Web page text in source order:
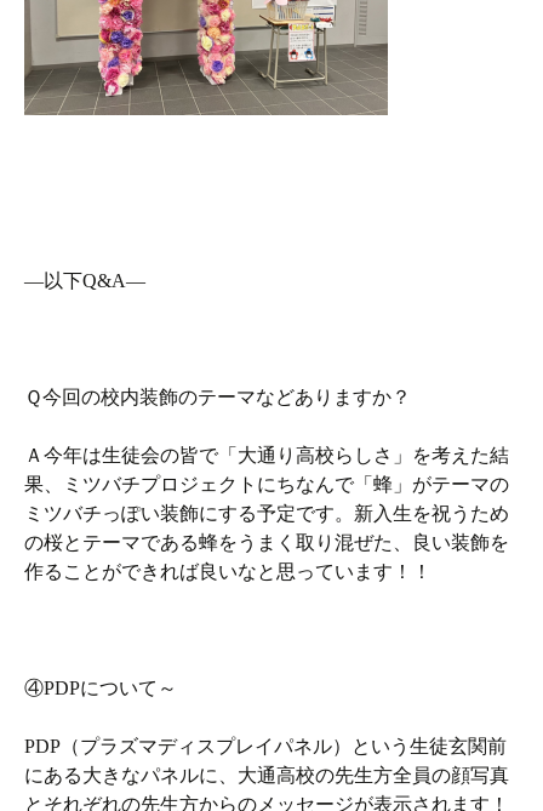
―以下Q&A―
Ｑ今回の校内装飾のテーマなどありますか？
Ａ今年は生徒会の皆で「大通り高校らしさ」を考えた結
果、ミツバチプロジェクトにちなんで「蜂」がテーマの
ミツバチっぽい装飾にする予定です。新入生を祝うため
の桜とテーマである蜂をうまく取り混ぜた、良い装飾を
作ることができれば良いなと思っています！！
④PDPについて～
PDP（プラズマディスプレイパネル）という生徒玄関前
にある大きなパネルに、大通高校の先生方全員の顔写真
とそれぞれの先生方からのメッセージが表示されます！